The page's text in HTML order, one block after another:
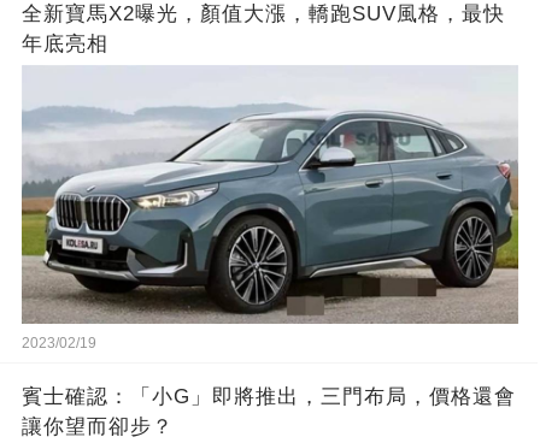
全新寶馬X2曝光，顏值大漲，轎跑SUV風格，最快
年底亮相
2023/02/19
賓士確認：「小G」即將推出，三門布局，價格還會
讓你望而卻步？